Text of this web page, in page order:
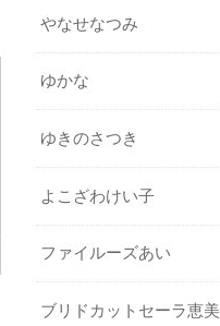
やなせなつみ
ゆかな
ゆきのさつき
よこざわけい子
ファイルーズあい
ブリドカットセーラ恵美